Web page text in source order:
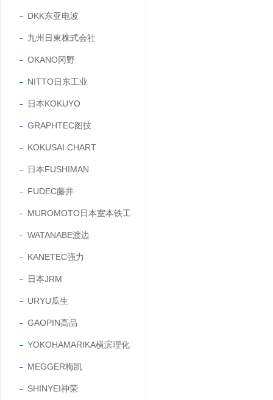
DKK东亚电波
九州日東株式会社
OKANO冈野
NITTO日东工业
日本KOKUYO
GRAPHTEC图技
KOKUSAI CHART
日本FUSHIMAN
FUDEC藤井
MUROMOTO日本室本铁工
WATANABE渡边
KANETEC强力
日本JRM
URYU瓜生
GAOPIN高品
YOKOHAMARIKA横滨理化
MEGGER梅凯
SHINYEI神荣